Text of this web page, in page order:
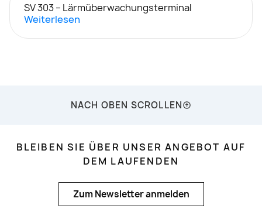
SV 303 – Lärmüberwachungsterminal
Weiterlesen
NACH OBEN SCROLLEN
BLEIBEN SIE ÜBER UNSER ANGEBOT AUF
DEM LAUFENDEN
Zum Newsletter anmelden